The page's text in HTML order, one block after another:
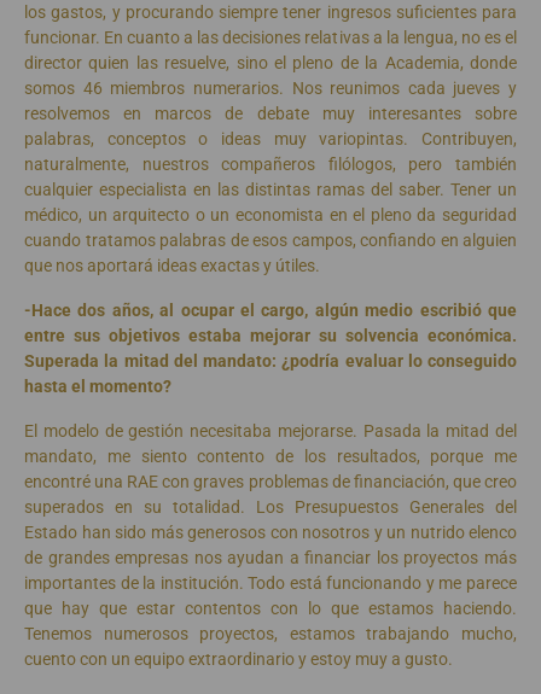
los gastos, y procurando siempre tener ingresos suficientes para
funcionar. En cuanto a las decisiones relativas a la lengua, no es el
director quien las resuelve, sino el pleno de la Academia, donde
somos 46 miembros numerarios. Nos reunimos cada jueves y
resolvemos en marcos de debate muy interesantes sobre
palabras, conceptos o ideas muy variopintas. Contribuyen,
naturalmente, nuestros compañeros filólogos, pero también
cualquier especialista en las distintas ramas del saber. Tener un
médico, un arquitecto o un economista en el pleno da seguridad
cuando tratamos palabras de esos campos, confiando en alguien
que nos aportará ideas exactas y útiles.
-Hace dos años, al ocupar el cargo, algún medio escribió que
entre sus objetivos estaba mejorar su solvencia económica.
Superada la mitad del mandato: ¿podría evaluar lo conseguido
hasta el momento?
El modelo de gestión necesitaba mejorarse. Pasada la mitad del
mandato, me siento contento de los resultados, porque me
encontré una RAE con graves problemas de financiación, que creo
superados en su totalidad. Los Presupuestos Generales del
Estado han sido más generosos con nosotros y un nutrido elenco
de grandes empresas nos ayudan a financiar los proyectos más
importantes de la institución. Todo está funcionando y me parece
que hay que estar contentos con lo que estamos haciendo.
Tenemos numerosos proyectos, estamos trabajando mucho,
cuento con un equipo extraordinario y estoy muy a gusto.